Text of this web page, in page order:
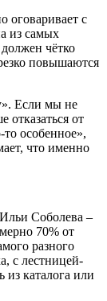
оговаривает с
из самых
чётко
повышаются
Если мы не
от
то особенное»,
что именно
Соболева –
70% от
разного
с лестницей-
каталога или